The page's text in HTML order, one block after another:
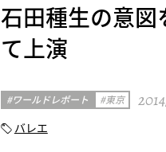
石田種生の意
て上演
ワールドレポート 東京
バレエ